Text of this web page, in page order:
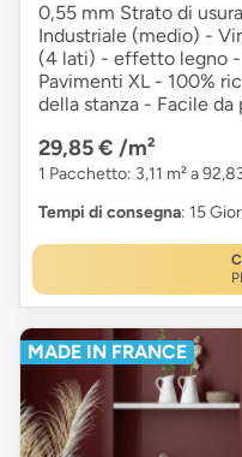
0,55 mm Strato di
Industriale (medio) -
(4 lati) - effetto legno -
Pavimenti XL - 100%
della stanza - Facile da
29,85 € /m²
1 Pacchetto: 3,11 m² a
Tempi di consegna: 15
MADE IN FRANCE